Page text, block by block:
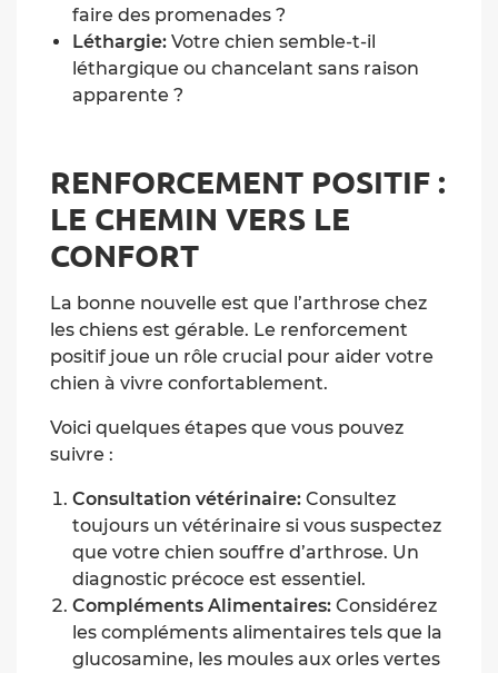
faire des promenades ?
Léthargie: Votre chien semble-t-il
léthargique ou chancelant sans raison
apparente ?
RENFORCEMENT POSITIF :
LE CHEMIN VERS LE
CONFORT
La bonne nouvelle est que l’arthrose chez
les chiens est gérable. Le renforcement
positif joue un rôle crucial pour aider votre
chien à vivre confortablement.
Voici quelques étapes que vous pouvez
suivre :
Consultation vétérinaire: Consultez
toujours un vétérinaire si vous suspectez
que votre chien souffre d’arthrose. Un
diagnostic précoce est essentiel.
Compléments Alimentaires: Considérez
les compléments alimentaires tels que la
glucosamine, les moules aux orles vertes